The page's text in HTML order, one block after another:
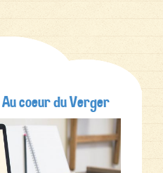
Au coeur du Verger